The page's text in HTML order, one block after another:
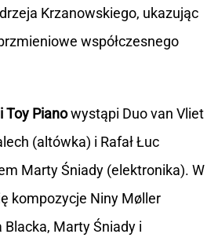
Krzanowskiego, ukazując
współczesnego
Toy Pianowystąpi Duo van Vliet
(altówka) i Rafał Łuc
Marty Śniady (elektronika). W
kompozycje Niny Møller
Marty Śniady i